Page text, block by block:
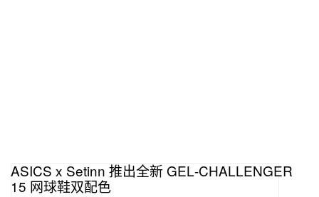
ASICS x Setinn 推出全新 GEL‑CHALLENGER
15 网球鞋双配色